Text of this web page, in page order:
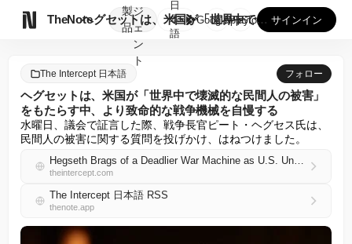
TheNote
製
品
ジ
ェ
ン
ト
ヘグセットは、米国が「世界中で壊滅的な民間人の被害」をもたら...
日
本
語
GooglePlay
AppStore サインイン
The Intercept 日本語 フォロー
ヘグセットは、米国が「世界中で壊滅的な民間人の被害」
をもたらす中、より致命的な戦争機械を自慢する
水曜日、議会で証言した際、戦争長官ピート・ヘグセス氏は、
民間人の被害に関する質問を投げかけ、はねつけました。
Hegseth Brags of a Deadlier War Machine as U.S. Unleashes “Devastating Civilian Harm Globally”
theintercept.com
The Intercept 日本語 RSS
thenote.app